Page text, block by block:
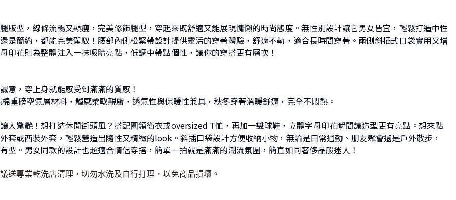
版型，線條流暢又顯瘦，完美修飾腿型，穿起來既舒適又能展現慵懶的時尚態度。無性別設計讓它男女皆宜，輕鬆打造中性
是簡約，都能完美駕馭！腰部內側松緊帶設計提供靈活的穿著體驗，舒適不勒，適合長時間穿著。兩側斜插式口袋實用又增
印花則為整體注入一抹吸睛亮點，低調中帶點個性，讓你的穿搭更有層次！
意，穿上身就能感受到滿滿的質感！
重磅空氣層材料，觸感柔軟親膚，透氣性與保暖性兼具，秋冬穿著溫暖舒適，完全不悶熱。
人驚艷！想打造休閒街頭風？搭配圓領衛衣或oversized T恤，再加一雙球鞋，立體字母印花瞬間讓造型更有亮點。想來點
套或西裝外套，輕鬆營造出隨性又精緻的look。斜插口袋設計方便收納小物，無論是日常通勤、朋友聚會還是戶外散步，
型。男女同款的設計也超適合情侶穿搭，簡單一拍就是滿滿的潮流氛圍，簡直如同奢侈品般迷人！
送專業乾洗店清理，切勿水洗及自行打理，以免商品損壞。